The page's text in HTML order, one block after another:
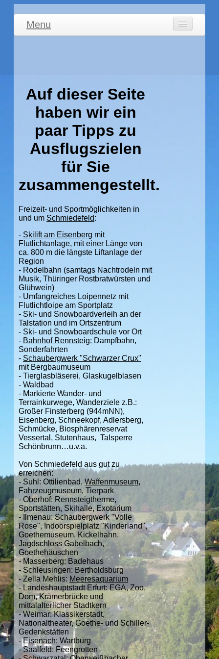
Menu
Impressum
Auf dieser Seite
haben wir ein
paar Tipps zu
Ausflugszielen
für Sie
zusammengestellt.
Freizeit- und Sportmöglichkeiten in
und um Schmiedefeld:
- Skilift am Eisenberg mit
Flutlichtanlage, mit einer Länge von
ca. 800 m die längste Liftanlage der
Region
- Rodelbahn (samtags Nachtrodeln mit
Musik, Thüringer Rostbratwürsten und
Glühwein)
- Umfangreiches Loipennetz mit
Flutlichtloipe am Sportplatz
- Ski- und Snowboardverleih an der
Talstation und im Ortszentrum
- Ski- und Snowboardschule vor Ort
- Bahnhof Rennsteig: Dampfbahn,
Sonderfahrten
- Schaubergwerk "Schwarzer Crux"
mit Bergbaumuseum
- Tierglasbläserei, Glaskugelblasen
- Waldbad
- Markierte Wander- und
Terrainkurwege, Wanderziele z.B.:
Großer Finsterberg (944mNN),
Eisenberg, Schneekopf, Adlersberg,
Schmücke, Biosphärenreservat
Vessertal, Stutenhaus, Talsperre
Schönbrunn…u.v.a.
Von Schmiedefeld aus gut zu
erreichen:
- Suhl: Ottilienbad,Waffenmuseum,
Fahrzeugmuseum, Tierpark
- Oberhof: Rennsteigtherme,
Sportstätten, Skihalle, Exotarium
- Ilmenau: Schaubergwerk "Volle
Rose", Indoorspielplatz "Kinderland",
Goethemuseum, Kickelhahn,
Jagdschloss Gabelbach,
Goethehäuschen
- Masserberg: Badehaus
- Schleusingen: Bertholdsburg
- Zella Mehlis: Meeresaquarium
- Landeshauptstadt Erfurt: EGA, Zoo,
Dom, Krämerbrücke und
mittalalterlicher Stadtkern
- Weimar: Klassikerstadt,
Nationaltheater, Goethe- und Schiller-
Gedenkstätten
- Eisenach: Wartburg
- Saalfeld: Feengrotten